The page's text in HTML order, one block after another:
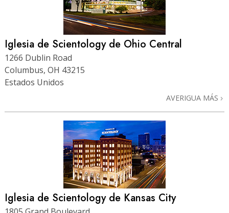
Iglesia de Scientology de Ohio Central
1266 Dublin Road
Columbus, OH 43215
Estados Unidos
AVERIGUA MÁS
Iglesia de Scientology de Kansas City